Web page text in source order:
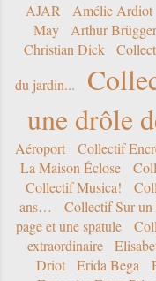
AJAR Amélie Ardiot
May
Arthur
Christian Dick
du jardin...
une drôle
Aéroport
Collectif
La Maison Éclose
Collectif Musica!
ans…
Collectif Sur
page et une spatule
extraordinaire
Driot
Erida Bega